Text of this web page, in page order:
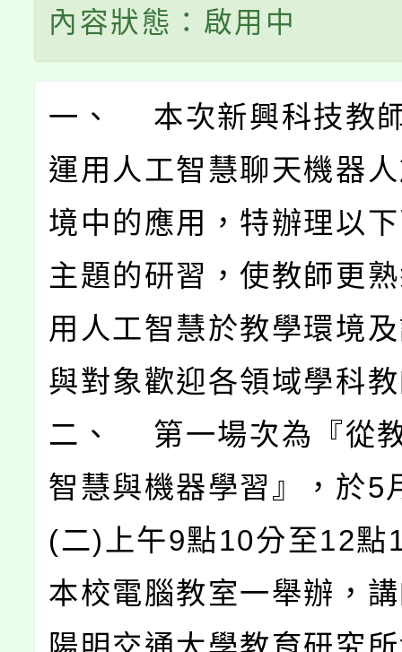
內容狀態：啟用中
一、 本次新興科技教
運用人工智慧聊天機器
境中的應用，特辦理以
主題的研習，使教師更
用人工智慧於教學環境
與對象歡迎各領域學科
二、 第一場次為『從
智慧與機器學習』，於5
(二)上午9點10分至12點
本校電腦教室一舉辦，